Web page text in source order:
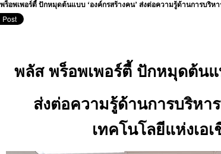
ร็อพเพอร์ตี้ ปักหมุดต้นแบบ ‘องค์กรสร้างคน’ ส่งต่อความรู้ด้านการบริห
พลัส พร็อพเพอร์ตี้ ปักหมุดต้นแ
ส่งต่อความรู้ด้านการบริหา
เทคโนโลยีแห่งเอเ